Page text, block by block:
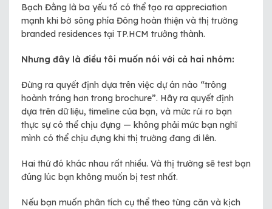
Bạch Đằng là ba yếu tố có thể tạo ra appreciation
mạnh khi bờ sông phía Đông hoàn thiện và thị trường
branded residences tại TP.HCM trưởng thành.
Nhưng đây là điều tôi muốn nói với cả hai nhóm:
Đừng ra quyết định dựa trên việc dự án nào “trông
hoành tráng hơn trong brochure”. Hãy ra quyết định
dựa trên dữ liệu, timeline của bạn, và mức rủi ro bạn
thực sự có thể chịu đựng — không phải mức bạn nghĩ
mình có thể chịu đựng khi thị trường đang đi lên.
Hai thứ đó khác nhau rất nhiều. Và thị trường sẽ test bạn
đúng lúc bạn không muốn bị test nhất.
Nếu bạn muốn phân tích cụ thể theo từng căn và kịch